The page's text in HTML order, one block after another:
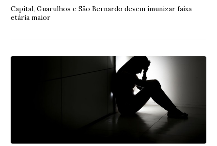
Capital, Guarulhos e São Bernardo devem imunizar faixa
etária maior